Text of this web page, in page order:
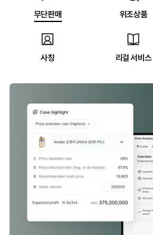
무단판매 위조상품
사칭 리걸 서비스